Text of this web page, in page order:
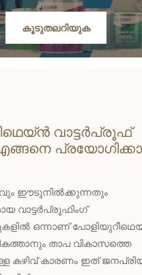
കൂടുതലറിയുക
വാട്ടർപ്രൂഫ്
ഈടുനിൽക്കുന്നതും
വാട്ടർപ്രൂഫിംഗ്
ഒന്നാണ്
താപ വികാസത്തെ
കഴിവ് കാരണം ഇത്